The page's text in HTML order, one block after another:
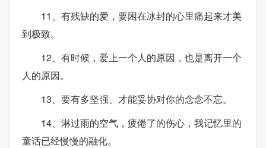
11、有残缺的爱，要困在冰封的心里痛起来才美
到极致。
12、有时候，爱上一个人的原因，也是离开一个
人的原因。
13、要有多坚强、才能妥协对你的念念不忘。
14、淋过雨的空气，疲倦了的伤心，我记忆里的
童话已经慢慢的融化。